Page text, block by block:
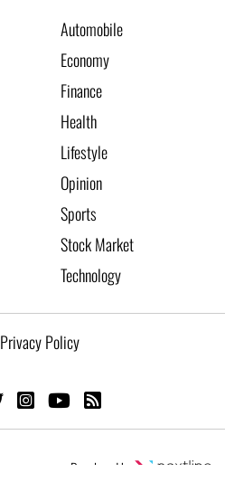
Automobile
Economy
Finance
Health
Lifestyle
Opinion
Sports
Stock Market
Technology
Privacy Policy
Developed by